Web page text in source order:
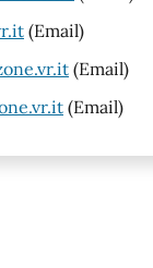
(Email)
(Email)
(Email)